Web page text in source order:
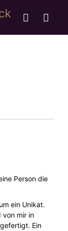
Person die
ein Unikat.
von mir in
Ein